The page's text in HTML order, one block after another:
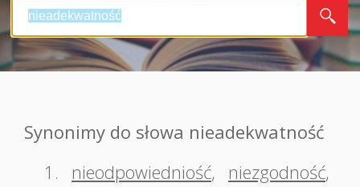
Synonimy do słowa nieadekwatność
1.
nieodpowiedniość, niezgodność,